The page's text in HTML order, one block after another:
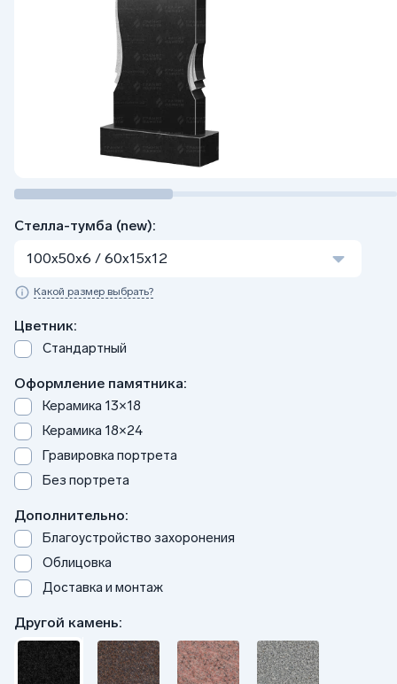
Стелла-тумба (new):
100x50x6 / 60x15x12
Какой размер выбрать?
Цветник:
Стандартный
Оформление памятника:
Керамика 13×18
Керамика 18×24
Гравировка портрета
Без портрета
Дополнительно:
Благоустройство захоронения
Облицовка
Доставка и монтаж
Другой камень: